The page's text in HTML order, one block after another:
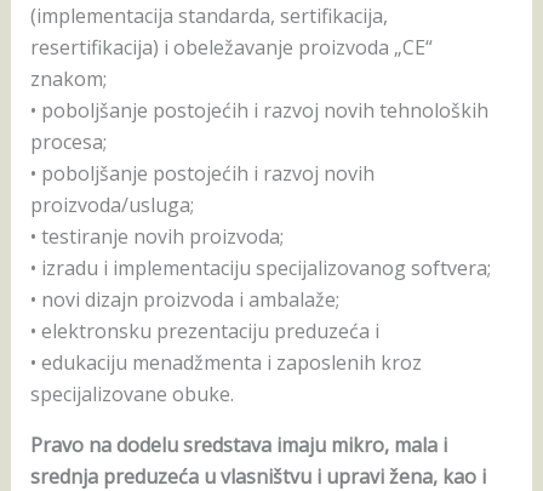
(implementacija standarda, sertifikacija,
resertifikacija) i obeležavanje proizvoda „CE“
znakom;
• poboljšanje postojećih i razvoj novih tehnoloških
procesa;
• poboljšanje postojećih i razvoj novih
proizvoda/usluga;
• testiranje novih proizvoda;
• izradu i implementaciju specijalizovanog softvera;
• novi dizajn proizvoda i ambalaže;
• elektronsku prezentaciju preduzeća i
• edukaciju menadžmenta i zaposlenih kroz
specijalizovane obuke.
Pravo na dodelu sredstava imaju mikro, mala i
srednja preduzeća u vlasništvu i upravi žena, kao i